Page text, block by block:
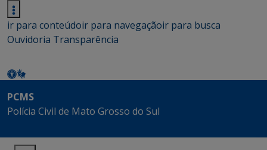
ir para conteúdoir para navegaçãoir para busca
Ouvidoria Transparência
PCMS
Polícia Civil de Mato Grosso do Sul